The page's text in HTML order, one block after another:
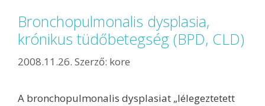
Bronchopulmonalis dysplasia,
krónikus tüdőbetegség (BPD, CLD)
2008.11.26. Szerző: kore
A bronchopulmonalis dysplasiat „lélegeztetett